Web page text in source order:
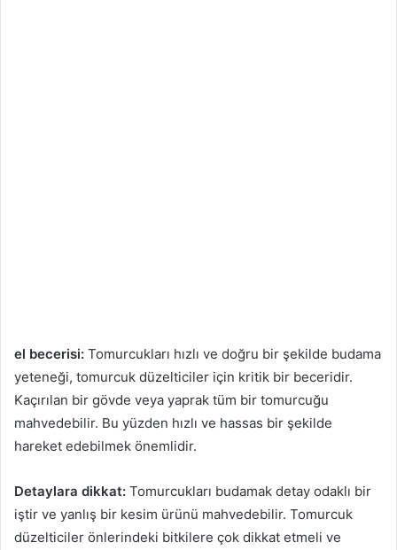
el becerisi: Tomurcukları hızlı ve doğru bir şekilde budama
yeteneği, tomurcuk düzelticiler için kritik bir beceridir.
Kaçırılan bir gövde veya yaprak tüm bir tomurcuğu
mahvedebilir. Bu yüzden hızlı ve hassas bir şekilde
hareket edebilmek önemlidir.
Detaylara dikkat: Tomurcukları budamak detay odaklı bir
iştir ve yanlış bir kesim ürünü mahvedebilir. Tomurcuk
düzelticiler önlerindeki bitkilere çok dikkat etmeli ve